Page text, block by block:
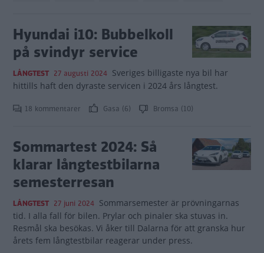
Hyundai i10: Bubbelkoll
på svindyr service
LÅNGTEST 27 augusti 2024 Sveriges billigaste nya bil har
hittills haft den dyraste servicen i 2024 års långtest.
18 kommentarer Gasa (6) Bromsa (10)
Sommartest 2024: Så
klarar långtestbilarna
semesterresan
LÅNGTEST 27 juni 2024 Sommarsemester är prövningarnas
tid. I alla fall för bilen. Prylar och pinaler ska stuvas in.
Resmål ska besökas. Vi åker till Dalarna för att granska hur
årets fem långtestbilar reagerar under press.